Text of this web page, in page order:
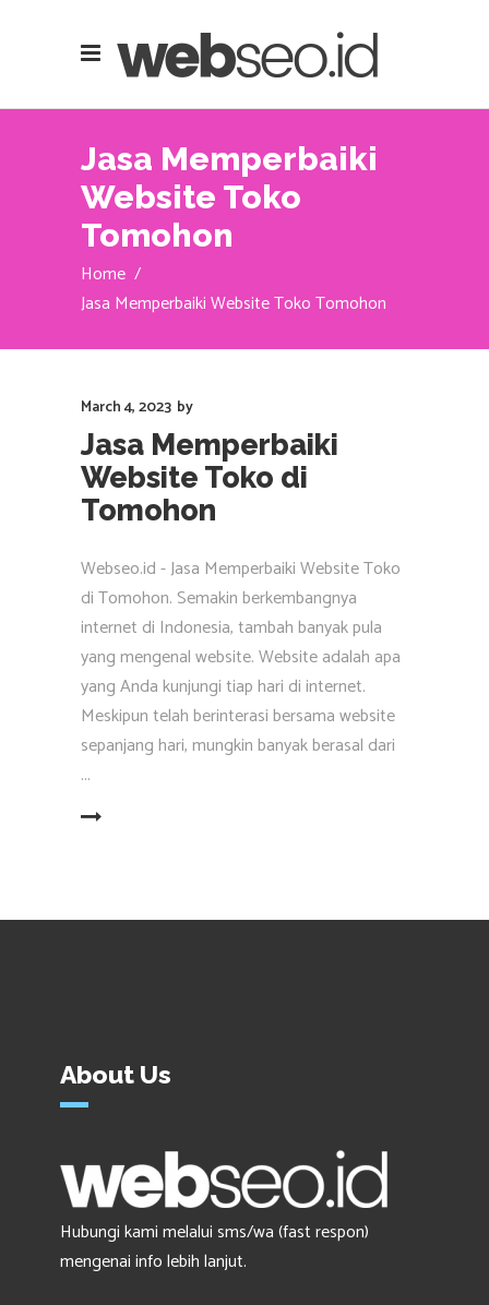
Jasa Memperbaiki
Website Toko
Tomohon
Home /
Jasa Memperbaiki Website Toko Tomohon
March 4, 2023 by
Jasa Memperbaiki
Website Toko di
Tomohon
Webseo.id - Jasa Memperbaiki Website Toko
di Tomohon. Semakin berkembangnya
internet di Indonesia, tambah banyak pula
yang mengenal website. Website adalah apa
yang Anda kunjungi tiap hari di internet.
Meskipun telah berinterasi bersama website
sepanjang hari, mungkin banyak berasal dari
About Us
Hubungi kami melalui sms/wa (fast respon)
mengenai info lebih lanjut.